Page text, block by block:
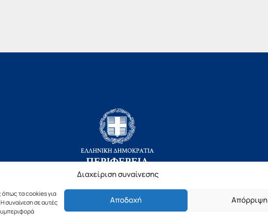
Διαχείριση συναίνεσης
όπως τα cookies για
συναίνεση σε αυτές
Αποδοχή Απόρριψη
Copyright © 2019 Περιφέρεια Πελοποννήσου.
& Υλοποίηση από τηνλimeframeγια την Περιφέρεια Πελοποννήσου